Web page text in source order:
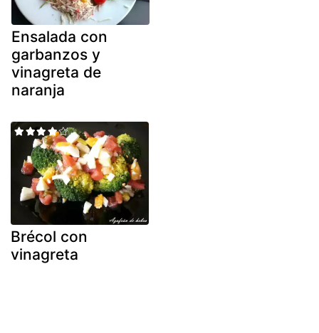
Ensalada con
garbanzos y
vinagreta de
naranja
Brécol con
vinagreta